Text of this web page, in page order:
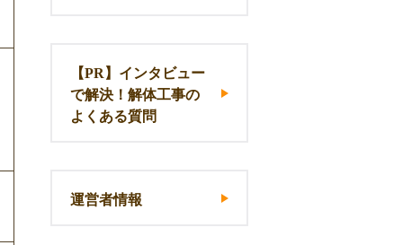
【PR】インタビュー
で解決！解体工事の
よくある質問
運営者情報